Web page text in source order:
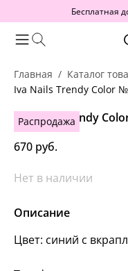
Бесплатная
Главная Каталог
Iva Nails Trendy Color
Распродажа
Iva Nails Trendy
670 руб.
Нет в наличии
Описание
Цвет: синий с